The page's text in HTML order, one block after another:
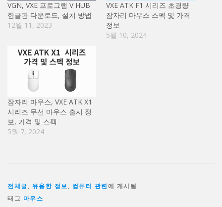
VGN, VXE 프로그램 V HUB
한글판 다운로드, 설치 방법
12월 11, 2023
VXE ATK F1 시리즈 초경량
잠자리 마우스 스펙 및 가격
정보
5월 10, 2024
잠자리 마우스, VXE ATK X1
시리즈 무선 마우스 출시 정
보, 가격 및 스펙
5월 7, 2024
전체글, 유용한 정보, 컴퓨터 관련에 게시됨
태그 마우스